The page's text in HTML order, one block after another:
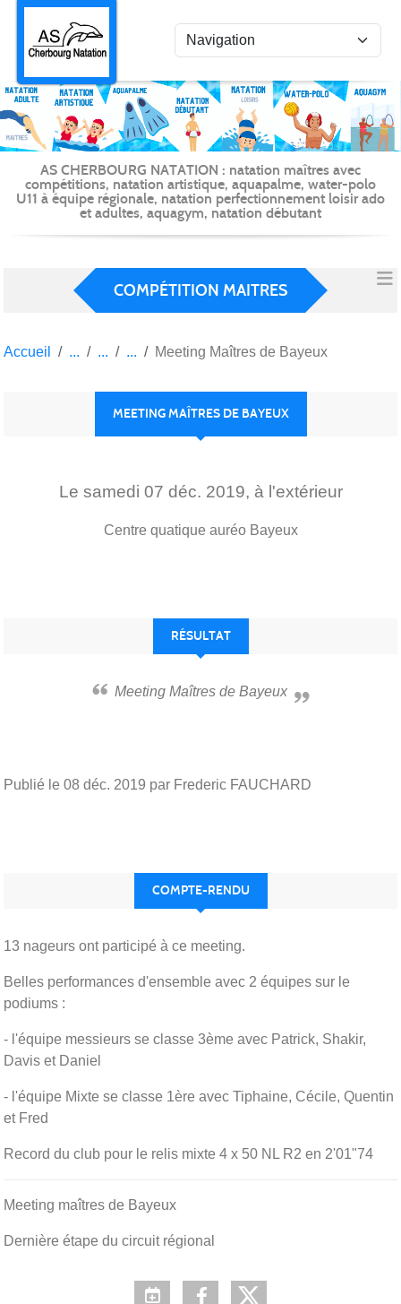
AS CHERBOURG NATATION : natation maîtres avec
compétitions, natation artistique, aquapalme, water-polo
U11 à équipe régionale, natation perfectionnement loisir ado
et adultes, aquagym, natation débutant
COMPÉTITION MAITRES
Accueil Meeting Maîtres de Bayeux
MEETING MAÎTRES DE BAYEUX
Le samedi 07 déc. 2019, à l'extérieur
Centre quatique auréo Bayeux
RÉSULTAT
Meeting Maîtres de Bayeux
Publié le 08 déc. 2019 par Frederic FAUCHARD
COMPTE-RENDU
13 nageurs ont participé à ce meeting.
Belles performances d'ensemble avec 2 équipes sur le
podiums :
- l'équipe messieurs se classe 3ème avec Patrick, Shakir,
Davis et Daniel
- l'équipe Mixte se classe 1ère avec Tiphaine, Cécile, Quentin
et Fred
Record du club pour le relis mixte 4 x 50 NL R2 en 2'01"74
Meeting maîtres de Bayeux
Dernière étape du circuit régional
Panneau de gestion des cookies